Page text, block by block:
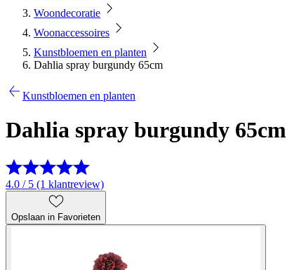
Woondecoratie
Woonaccessoires
Kunstbloemen en planten
Dahlia spray burgundy 65cm
Kunstbloemen en planten
Dahlia spray burgundy 65cm
4.0 / 5 (1 klantreview)
Opslaan in Favorieten